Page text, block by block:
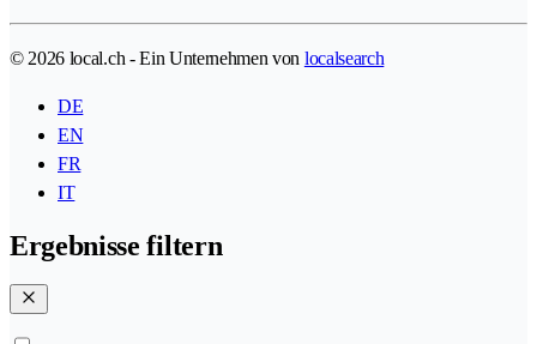
© 2026 local.ch - Ein Unternehmen von localsearch
DE
EN
FR
IT
Ergebnisse filtern